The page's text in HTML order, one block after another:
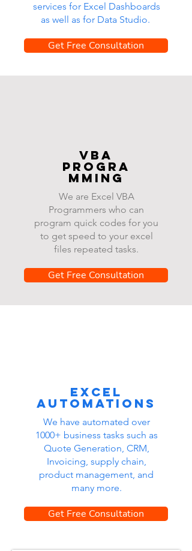
services for Excel Dashboards
as well as for Data Studio.
Get Free Consultation
VBA
progra
mming
We are Excel VBA
Programmers who can
program quick codes for you
to get speed to your excel
files repeated tasks.
Get Free Consultation
Excel
automations
We have automated over
1000+ business tasks such as
Quote Generation, CRM,
Invoicing, supply chain,
product management, and
many more.
Get Free Consultation